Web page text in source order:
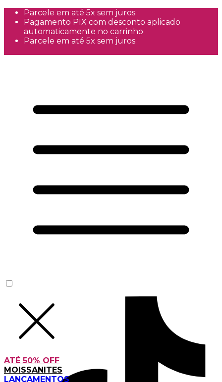
Parcele em até 5x sem juros
Pagamento PIX com desconto aplicado
automaticamente no carrinho
Parcele em até 5x sem juros
ATÉ 50% OFF
MOISSANITES
LANÇAMENTOS